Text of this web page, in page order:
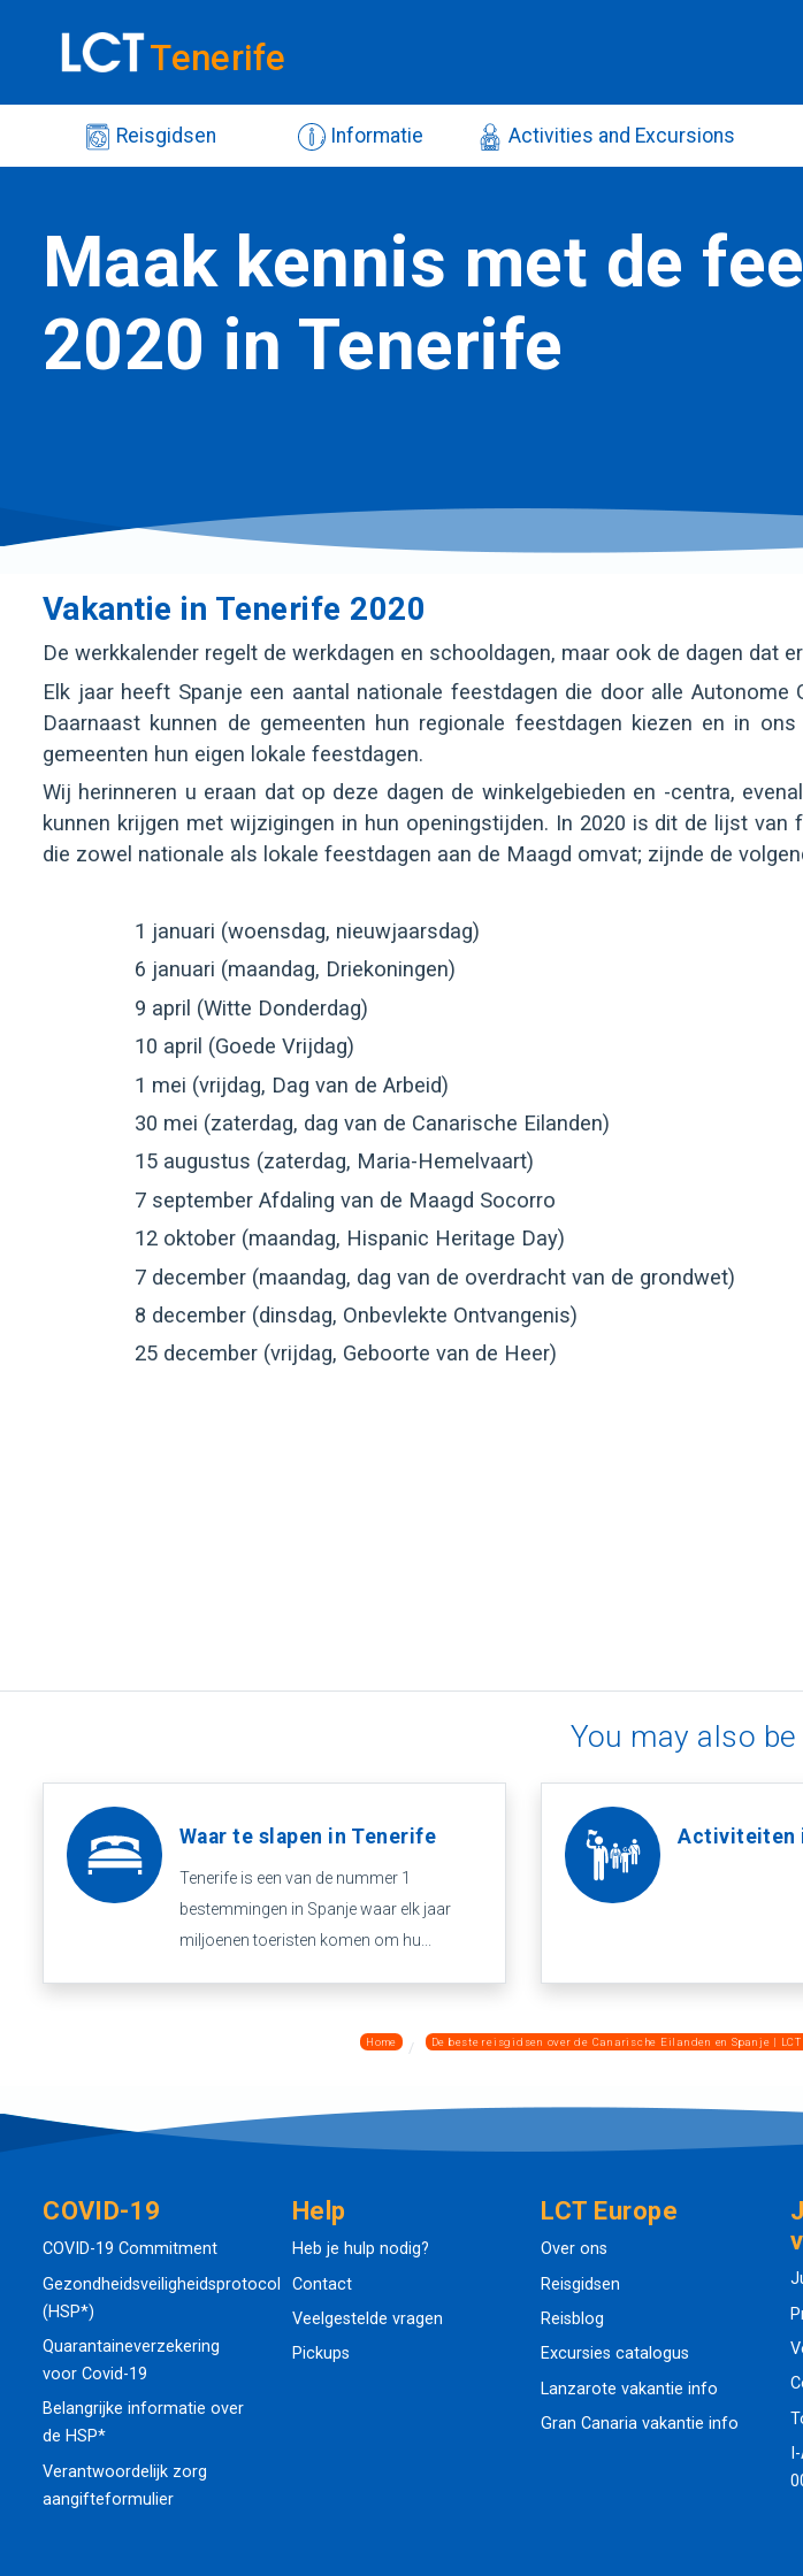
Tenerife
Reisgidsen Informatie Activities and Excursions
Maak kennis met de
2020 in Tenerife
Vakantie in Tenerife 2020
De werkkalender regelt de werkdagen en schooldagen, maar ook de dagen dat
Elk jaar heeft Spanje een aantal nationale feestdagen die door alle Autonome
Daarnaast kunnen de gemeenten hun regionale feestdagen kiezen en in
gemeenten hun eigen lokale feestdagen.
Wij herinneren u eraan dat op deze dagen de winkelgebieden en -centra,
kunnen krijgen met wijzigingen in hun openingstijden. In 2020 is dit de lijst van
die zowel nationale als lokale feestdagen aan de Maagd omvat; zijnde de
1 januari (woensdag, nieuwjaarsdag)
6 januari (maandag, Driekoningen)
9 april (Witte Donderdag)
10 april (Goede Vrijdag)
1 mei (vrijdag, Dag van de Arbeid)
30 mei (zaterdag, dag van de Canarische Eilanden)
15 augustus (zaterdag, Maria-Hemelvaart)
7 september Afdaling van de Maagd Socorro
12 oktober (maandag, Hispanic Heritage Day)
7 december (maandag, dag van de overdracht van de grondwet)
8 december (dinsdag, Onbevlekte Ontvangenis)
25 december (vrijdag, Geboorte van de Heer)
You may also
Waar te slapen in Tenerife
Tenerife is een van de nummer 1
bestemmingen in Spanje waar elk jaar
miljoenen toeristen komen om hu...
Activiteiten
Home De beste reisgidsen over de Canarische Eilanden en Spanje | LCT
COVID-19
COVID-19 Commitment
Gezondheidsveiligheidsprotocol
(HSP*)
Quarantaineverzekering
voor Covid-19
Belangrijke informatie over
de HSP*
Verantwoordelijk zorg
aangifteformulier
Help
Heb je hulp nodig?
Contact
Veelgestelde vragen
Pickups
LCT Europe
Over ons
Reisgidsen
Reisblog
Excursies catalogus
Lanzarote vakantie info
Gran Canaria vakantie info